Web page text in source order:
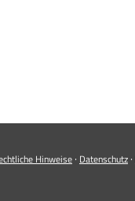
Hinweise · Datenschutz ·